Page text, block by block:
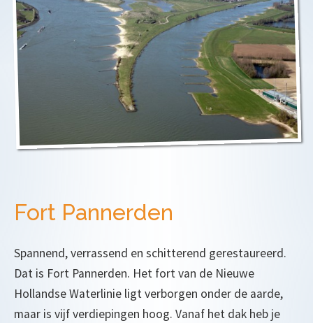
Fort Pannerden
Spannend, verrassend en schitterend gerestaureerd.
Dat is Fort Pannerden. Het fort van de Nieuwe
Hollandse Waterlinie ligt verborgen onder de aarde,
maar is vijf verdiepingen hoog. Vanaf het dak heb je